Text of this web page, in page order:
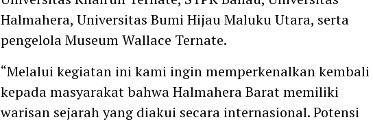
Halmahera, Universitas Bumi Hijau Maluku Utara, serta
pengelola Museum Wallace Ternate.
“Melalui kegiatan ini kami ingin memperkenalkan kembali
kepada masyarakat bahwa Halmahera Barat memiliki
warisan sejarah yang diakui secara internasional. Potensi